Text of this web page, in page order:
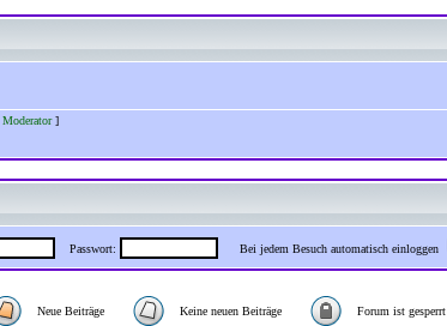
Moderator]
Passwort: Bei jedem Besuch automatisch einloggen
Neue Beiträge Keine neuen Beiträge Forum ist gesperrt